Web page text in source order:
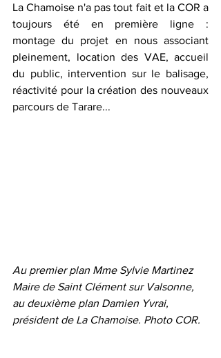
La Chamoise n'a pas tout fait et la COR a
toujours été en première ligne :
montage du projet en nous associant
pleinement, location des VAE, accueil
du public, intervention sur le balisage,
réactivité pour la création des nouveaux
parcours de Tarare...
Au premier plan Mme Sylvie Martinez
Maire de Saint Clément sur Valsonne,
au deuxième plan Damien Yvrai,
président de La Chamoise. Photo COR.